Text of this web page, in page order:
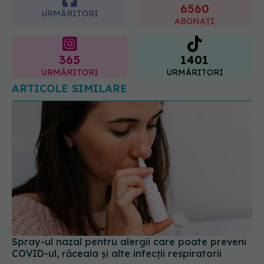
365 1401
URMĂRITORI
ARTICOLE SIMILARE
Spray-ul nazal pentru alergii care poate preveni
COVID-ul, răceala și alte infecții respiratorii
15 sep 2025, 20:32